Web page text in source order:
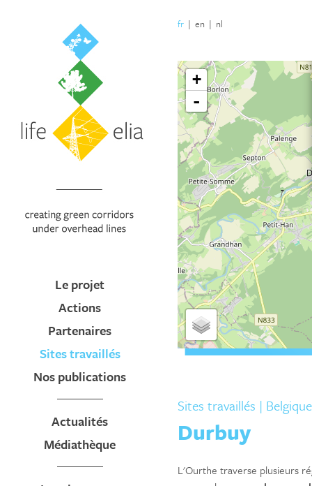
Le projet
Actions
Partenaires
Sites travaillés
Nos publications
Actualités
Médiathèque
fr | en | nl
Sites travaillés | Belgique
Durbuy
L'Ourthe traverse plusieurs